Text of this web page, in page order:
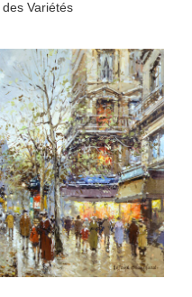
Variétés